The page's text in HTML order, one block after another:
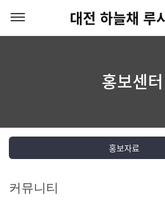
대전 하늘채 루
홍보센터
홍보자료
커뮤니티